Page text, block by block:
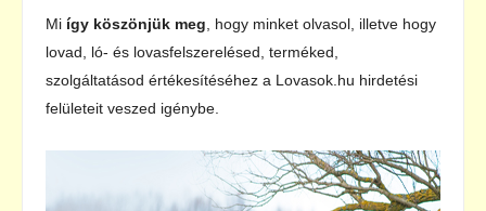
Mi így köszönjük meg, hogy minket olvasol, illetve hogy
lovad, ló- és lovasfelszerelésed, terméked,
szolgáltatásod értékesítéséhez a Lovasok.hu hirdetési
felületeit veszed igénybe.